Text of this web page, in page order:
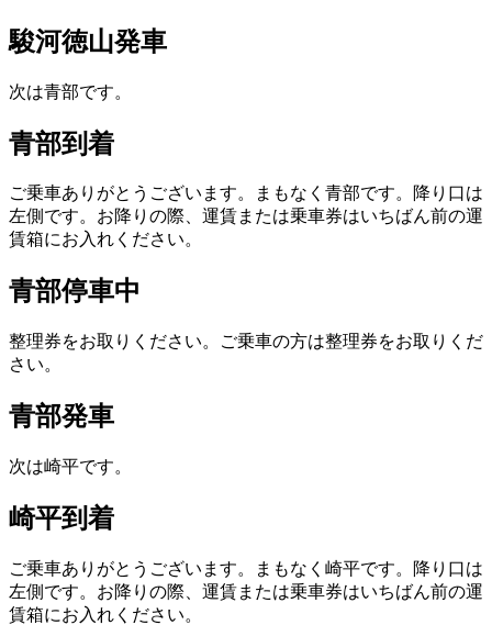
駿河徳山発車
次は青部です。
青部到着
ご乗車ありがとうございます。まもなく青部です。降り口は
左側です。お降りの際、運賃または乗車券はいちばん前の運
賃箱にお入れください。
青部停車中
整理券をお取りください。ご乗車の方は整理券をお取りくだ
さい。
青部発車
次は崎平です。
崎平到着
ご乗車ありがとうございます。まもなく崎平です。降り口は
左側です。お降りの際、運賃または乗車券はいちばん前の運
賃箱にお入れください。